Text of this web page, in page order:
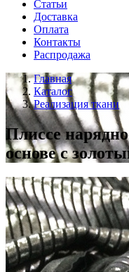
Статьи
Доставка
Оплата
Контакты
Распродажа
Главная
Каталог
Реализация ткани
Плиссе
основе с